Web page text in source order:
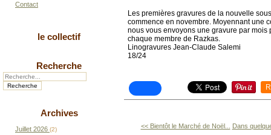
Contact
le collectif
Recherche
Archives
Juillet 2026 (2)
Les premières gravures de la nouvelle
commence en novembre. Moyennant une
nous vous envoyons une gravure par mois
chaque membre de Razkas.
Linogravures Jean-Claude Salemi
18/24
<< Bientôt le Marché de Noël... Dans